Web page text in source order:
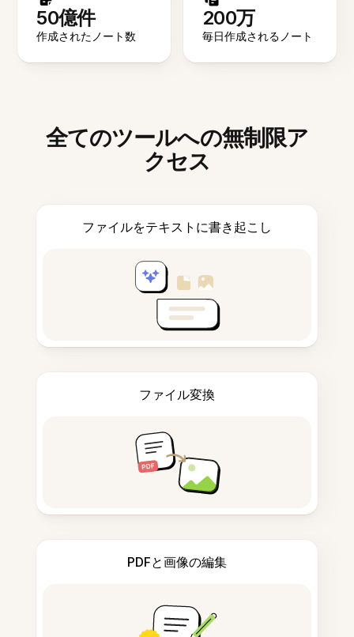
50億件
作成されたノート数
200万
毎日作成されるノート
全てのツールへの無制限ア
クセス
ファイルをテキストに書き起こし
ファイル変換
PDFと画像の編集